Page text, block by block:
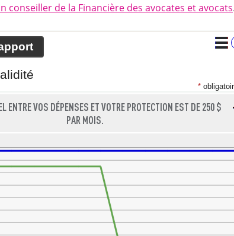
conseiller de la Financière des avocates et avocats.
*
ENTRE VOS DÉPENSES ET VOTRE PROTECTION EST DE 250 $
PAR MOIS.
pour
cacher
graphique